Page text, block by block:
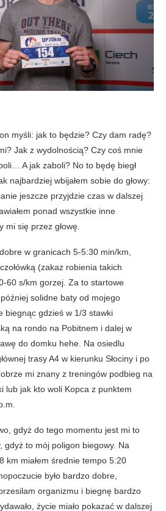
myśli: jak to będzie? Czy dam radę?
Jak z wydolnością? Czy coś mnie
A jak zaboli? No to będę biegł
najbardziej wbijałem sobie do głowy:
jeszcze przyjdzie czas w dalszej
ponad wszystkie inne
mi się przez głowę.
w granicach 5-5:30 min/km,
(zakaz robienia takich
60 s/km gorzej. Za to startowe
solidne baty od mojego
biegnąc gdzieś w 1/3 stawki
na rondo na Pobitnem i dalej w
do domku hehe. Na osiedlu
trasy A4 w kierunku Słociny i po
mi znany z treningów podbieg na
lub jak kto woli Kopca z punktem
gdyż do tego momentu jest mi to
gdyż to mój poligon biegowy. Na
km miałem średnie tempo 5:20
było bardzo dobre,
organizmu i biegnę bardzo
życie miało pokazać w dalszej